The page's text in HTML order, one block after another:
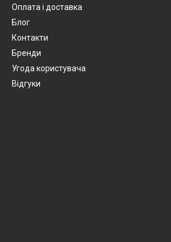
Оплата і доставка
Блог
Контакти
Бренди
Угода користувача
Відгуки